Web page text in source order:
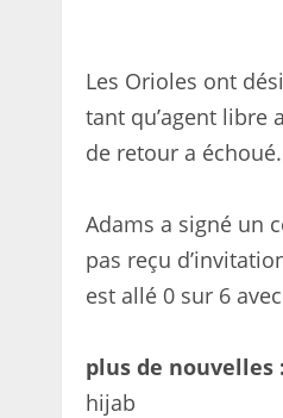
Les Orioles ont
tant qu’agent libre
de retour a échoué.
Adams a signé un
pas reçu
est allé 0 sur 6
plus de nouvelles :
hijab